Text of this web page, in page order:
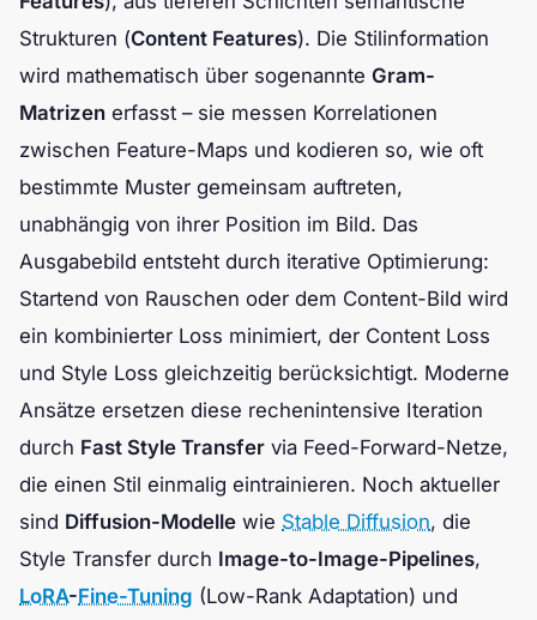
Strukturen (Content Features). Die Stilinformation
wird mathematisch über sogenannte Gram-
Matrizen erfasst – sie messen Korrelationen
zwischen Feature-Maps und kodieren so, wie oft
bestimmte Muster gemeinsam auftreten,
unabhängig von ihrer Position im Bild. Das
Ausgabebild entsteht durch iterative Optimierung:
Startend von Rauschen oder dem Content-Bild wird
ein kombinierter Loss minimiert, der Content Loss
und Style Loss gleichzeitig berücksichtigt. Moderne
Ansätze ersetzen diese rechenintensive Iteration
durch Fast Style Transfer via Feed-Forward-Netze,
die einen Stil einmalig eintrainieren. Noch aktueller
sind Diffusion-Modelle wie Stable Diffusion, die
Style Transfer durch Image-to-Image-Pipelines,
LoRA-Fine-Tuning (Low-Rank Adaptation) und